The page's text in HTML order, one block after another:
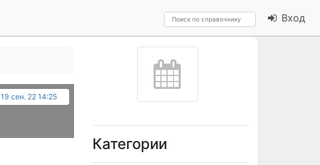
Вход
19 сен. 22 14:25
Категории